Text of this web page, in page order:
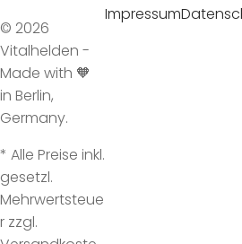
© 2026
Vitalhelden -
Made with 🧡
in Berlin,
Germany.
* Alle Preise inkl.
gesetzl.
Mehrwertsteue
r zzgl.
Impressum